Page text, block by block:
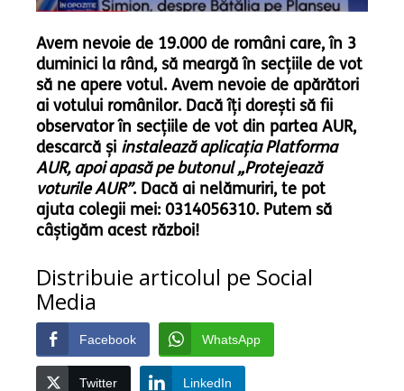
Avem nevoie de 19.000 de români care, în 3
duminici la rând, să meargă în secțiile de vot
să ne apere votul. Avem nevoie de apărători
ai votului românilor. Dacă îți dorești să fii
observator în secțiile de vot din partea AUR,
descarcă și instalează aplicația Platforma
AUR, apoi apasă pe butonul „Protejează
voturile AUR”. Dacă ai nelămuriri, te pot
ajuta colegii mei: 0314056310. Putem să
câștigăm acest război!
Distribuie articolul pe Social
Media
Facebook WhatsApp
Twitter LinkedIn